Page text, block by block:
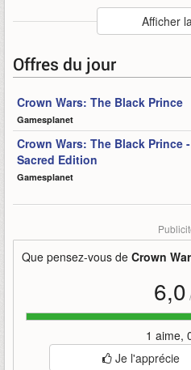
Auteur
: Alandring
Mots-clefs
bande-annonce
précommandes
Afficher
Offres du jour
Crown Wars: The Black Prince
Gamesplanet
Crown Wars: The Black Prince -
Sacred Edition
Gamesplanet
Que pensez-vous de Crown
6,0
1 aime,
Je l'apprécie